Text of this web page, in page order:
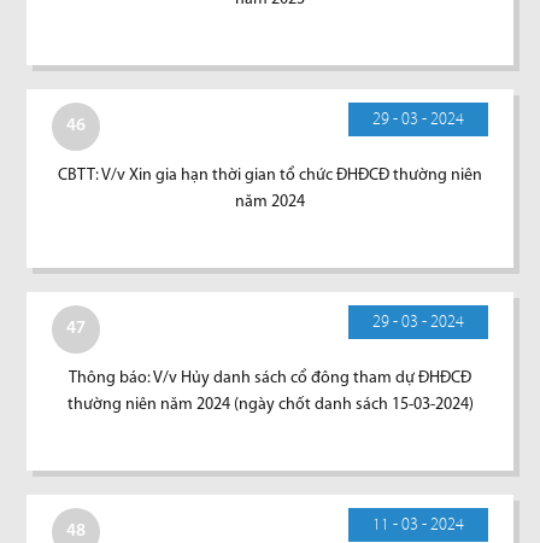
46 29 - 03 - 2024
CBTT: V/v Xin gia hạn thời gian tổ chức ĐHĐCĐ thường niên
năm 2024
47 29 - 03 - 2024
Thông báo: V/v Hủy danh sách cổ đông tham dự ĐHĐCĐ
thường niên năm 2024 (ngày chốt danh sách 15-03-2024)
48 11 - 03 - 2024